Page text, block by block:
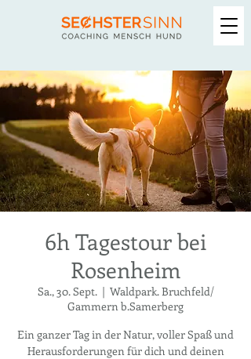
6h Tagestour bei
Rosenheim
Sa., 30. Sept.
  |
Waldpark. Bruchfeld/
Gammern b.Samerberg
Ein ganzer Tag in der Natur, voller Spaß und
Herausforderungen für dich und deinen